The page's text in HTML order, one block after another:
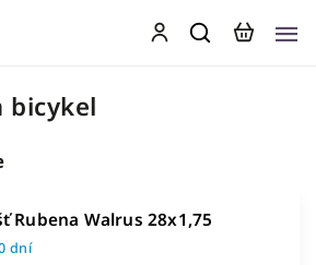
bicykel
Rubena Walrus 28x1,75
dní